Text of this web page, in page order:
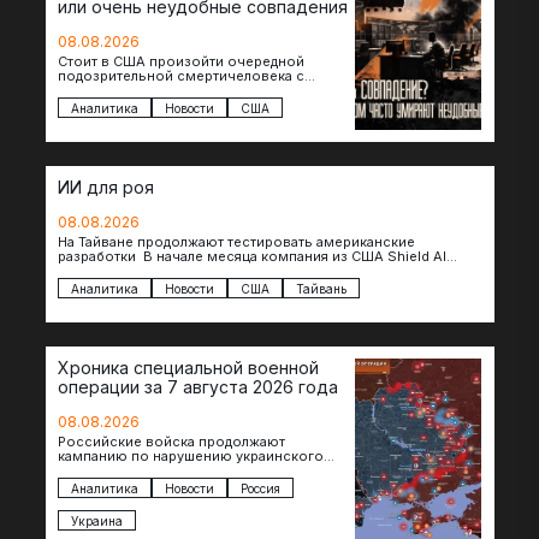
или очень неудобные совпадения
08.08.2026
Стоит в США произойти очередной
подозрительной смертичеловека с
как официальные версии снова
оказываются удивительно похожими:
Аналитика Новости США
ИИ для роя
08.08.2026
На Тайване продолжают тестировать американские
разработки В начале месяца компания из США Shield AI
Аналитика Новости США Тайвань
Хроника специальной военной
операции за 7 августа 2026 года
08.08.2026
Российские войска продолжают
кампанию по нарушению украинского
сегодня атакованы еще по меньшей мере
два…
Аналитика Новости Россия
Украина